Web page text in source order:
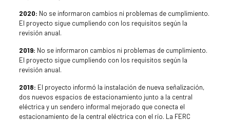
2020: No se informaron cambios ni problemas de cumplimiento.
El proyecto sigue cumpliendo con los requisitos según la
revisión anual.
2019: No se informaron cambios ni problemas de cumplimiento.
El proyecto sigue cumpliendo con los requisitos según la
revisión anual.
2018: El proyecto informó la instalación de nueva señalización,
dos nuevos espacios de estacionamiento junto a la central
eléctrica y un sendero informal mejorado que conecta el
estacionamiento de la central eléctrica con el río. La FERC